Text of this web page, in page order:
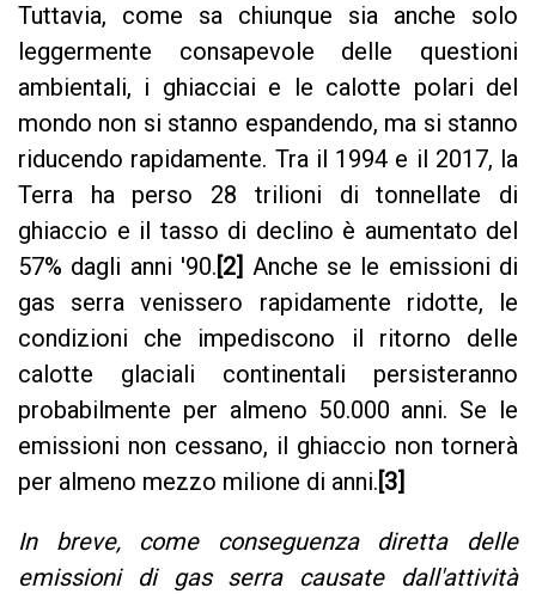
Tuttavia, come sa chiunque sia anche solo
leggermente consapevole delle questioni
ambientali, i ghiacciai e le calotte polari del
mondo non si stanno espandendo, ma si stanno
riducendo rapidamente. Tra il 1994 e il 2017, la
Terra ha perso 28 trilioni di tonnellate di
ghiaccio e il tasso di declino è aumentato del
57% dagli anni '90.[2] Anche se le emissioni di
gas serra venissero rapidamente ridotte, le
condizioni che impediscono il ritorno delle
calotte glaciali continentali persisteranno
probabilmente per almeno 50.000 anni. Se le
emissioni non cessano, il ghiaccio non tornerà
per almeno mezzo milione di anni.[3]
In breve, come conseguenza diretta delle
emissioni di gas serra causate dall'attività